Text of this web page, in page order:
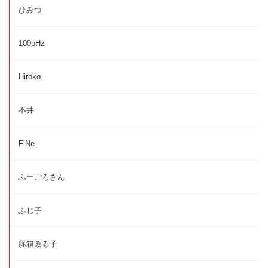
ひみつ
100pHz
Hiroko
不井
FiNe
ふーごろさん
ふじ子
豚箱ゑる子